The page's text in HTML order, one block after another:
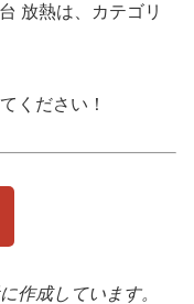
放熱は、カテゴリ
ください！
作成しています。